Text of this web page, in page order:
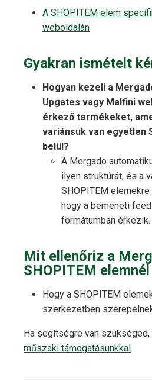
A SHOPITEM elem
weboldalán
Gyakran ismételt
Hogyan kezeli a
Upgates vagy Malfini
érkező termékeket,
variánsuk van egyetlen
belül?
A Mergado
ilyen struktúrát, és a
SHOPITEM
hogy a bemeneti
formátumban érkezik.
Mit ellenőriz a
SHOPITEM elemnél
Hogy a SHOPITEM
szerkezetben
Ha segítségre van
műszaki támogatásunkkal .